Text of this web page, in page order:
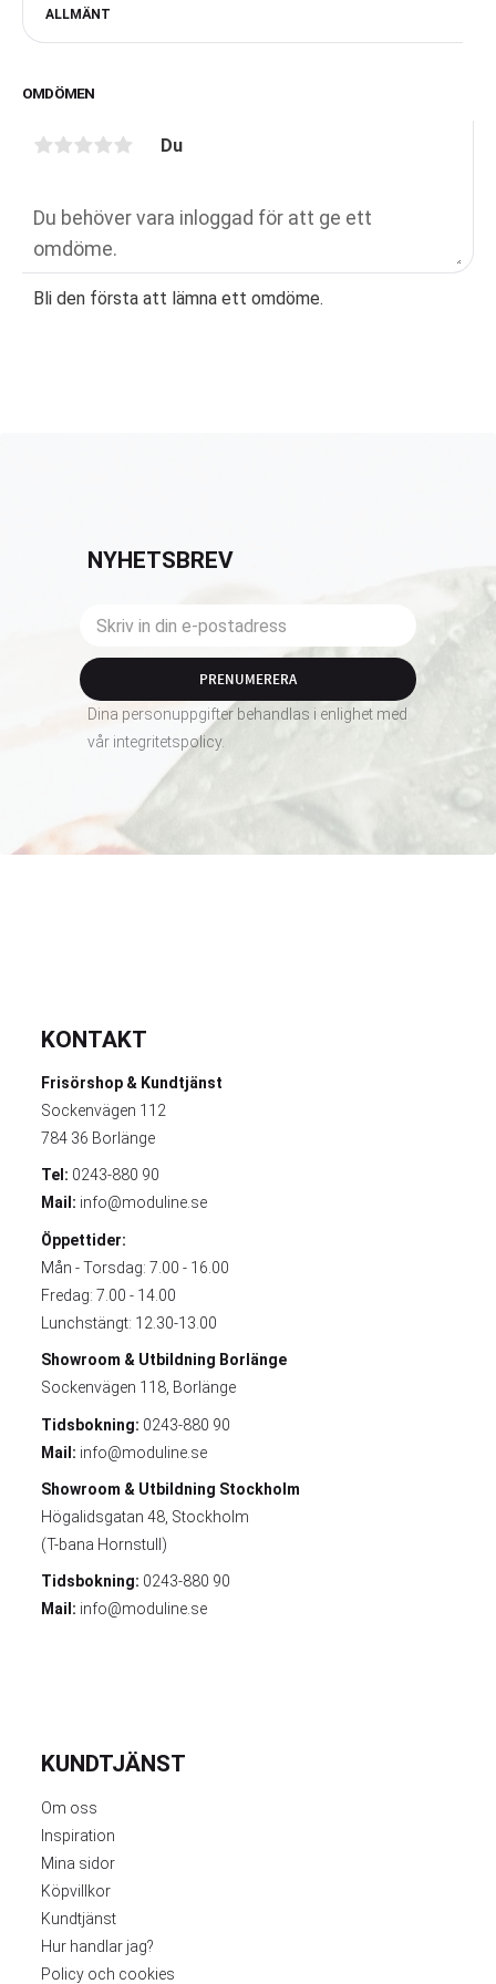
ALLMÄNT
OMDÖMEN
Du
Bli den första att lämna ett omdöme.
NYHETSBREV
PRENUMERERA
Dina personuppgifter behandlas i enlighet med
vår integritetspolicy.
KONTAKT
Frisörshop & Kundtjänst
Sockenvägen 112
784 36 Borlänge
Tel: 0243-880 90
Mail: info@moduline.se
Öppettider:
Mån - Torsdag: 7.00 - 16.00
Fredag: 7.00 - 14.00
Lunchstängt: 12.30-13.00
Showroom & Utbildning Borlänge
Sockenvägen 118, Borlänge
Tidsbokning: 0243-880 90
Mail: info@moduline.se
Showroom & Utbildning Stockholm
Högalidsgatan 48, Stockholm
(T-bana Hornstull)
Tidsbokning: 0243-880 90
Mail: info@moduline.se
KUNDTJÄNST
Om oss
Inspiration
Mina sidor
Köpvillkor
Kundtjänst
Hur handlar jag?
Policy och cookies